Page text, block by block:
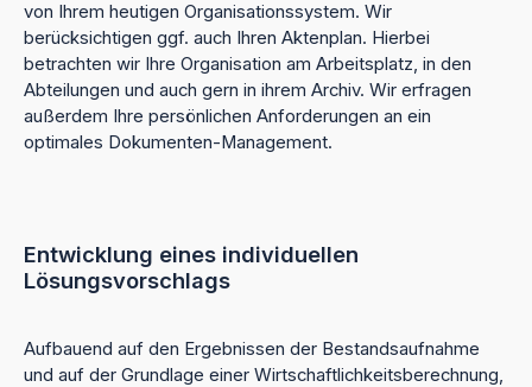
von Ihrem heutigen Organisationssystem. Wir
berücksichtigen ggf. auch Ihren Aktenplan. Hierbei
betrachten wir Ihre Organisation am Arbeitsplatz, in den
Abteilungen und auch gern in ihrem Archiv. Wir erfragen
außerdem Ihre persönlichen Anforderungen an ein
optimales Dokumenten-Management.
Entwicklung eines individuellen
Lösungsvorschlags
Aufbauend auf den Ergebnissen der Bestandsaufnahme
und auf der Grundlage einer Wirtschaftlichkeitsberechnung,